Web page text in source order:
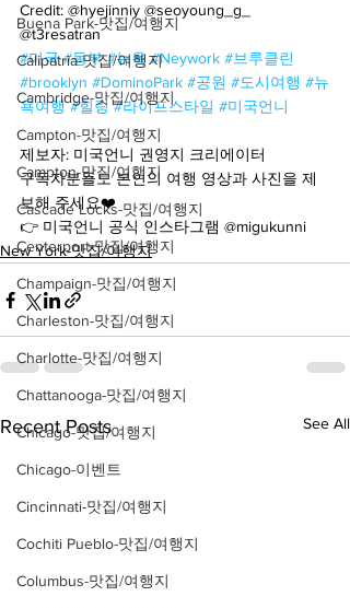
Buena Park-맛집/여행지
Calipatria-맛집/여행지
Cambridge-맛집/여행지
Campton-맛집/여행지
Campton-맛집/여행지
Cascade Locks-맛집/여행지
Centerport-맛집/여행지
Champaign-맛집/여행지
Charleston-맛집/여행지
Charlotte-맛집/여행지
Chattanooga-맛집/여행지
Chicago-맛집/여행지
Chicago-이벤트
Cincinnati-맛집/여행지
Cochiti Pueblo-맛집/여행지
Columbus-맛집/여행지
Credit: @hyejinniy @seoyoung_g_
@t3resatran
#미국 #동부 #뉴욕 #Neywork #브루클린
#brooklyn #DominoPark #공원 #도시여행 #뉴
욕여행 #힐링 #라이프스타일 #미국언니
제보자: 미국언니 권영지 크리에이터
구독자분들도 본인의 여행 영상과 사진을 제
보해 주세요❤️
👉 미국언니 공식 인스타그램 @migukunni
New York-맛집/여행지
Recent Posts See All